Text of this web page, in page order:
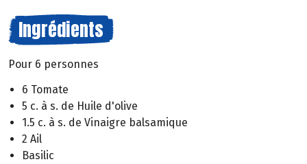
Ingrédients
Pour 6 personnes
6 Tomate
5 c. à s. de Huile d'olive
1.5 c. à s. de Vinaigre balsamique
2 Ail
Basilic